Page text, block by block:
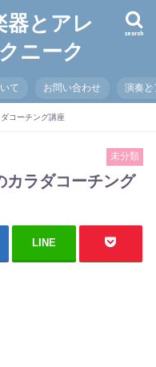
器とアレ
ニーク
search
て お問い合わせ 演奏と
コーチング講座
未分類
カラダコーチング
LINE